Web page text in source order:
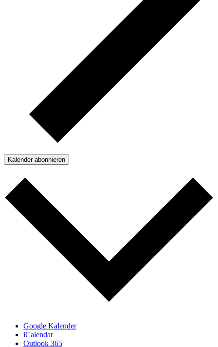
Kalender abonnieren
Google Kalender
iCalendar
Outlook 365